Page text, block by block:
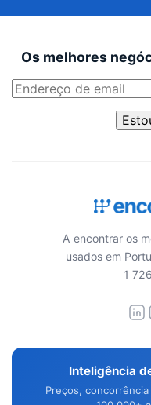
Os melhores
A encontrar os
usados em
1
Inteligência
Preços,